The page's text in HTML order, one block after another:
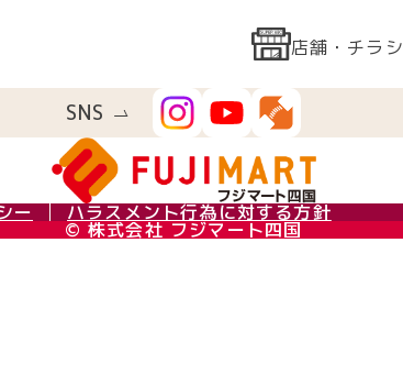
店舗・チラシ
SNS
ー ハラスメント行為に対する方針
© 株式会社 フジマート四国